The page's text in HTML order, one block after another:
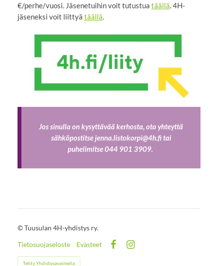
€/perhe/vuosi. Jäsenetuihin voit tutustua täällä. 4H-
jäseneksi voit liittyä täällä.
Jos sinulla on kysyttävää kerhosta, ota yhteyttä
sähköpostitse jenna.listokorpi@4h.fi tai
puhelimitse 044 901 3909.
©Tuusulan 4H-yhdistys ry.
Tietosuojaseloste
Evästeet
Tehty Yhdistysavaimella